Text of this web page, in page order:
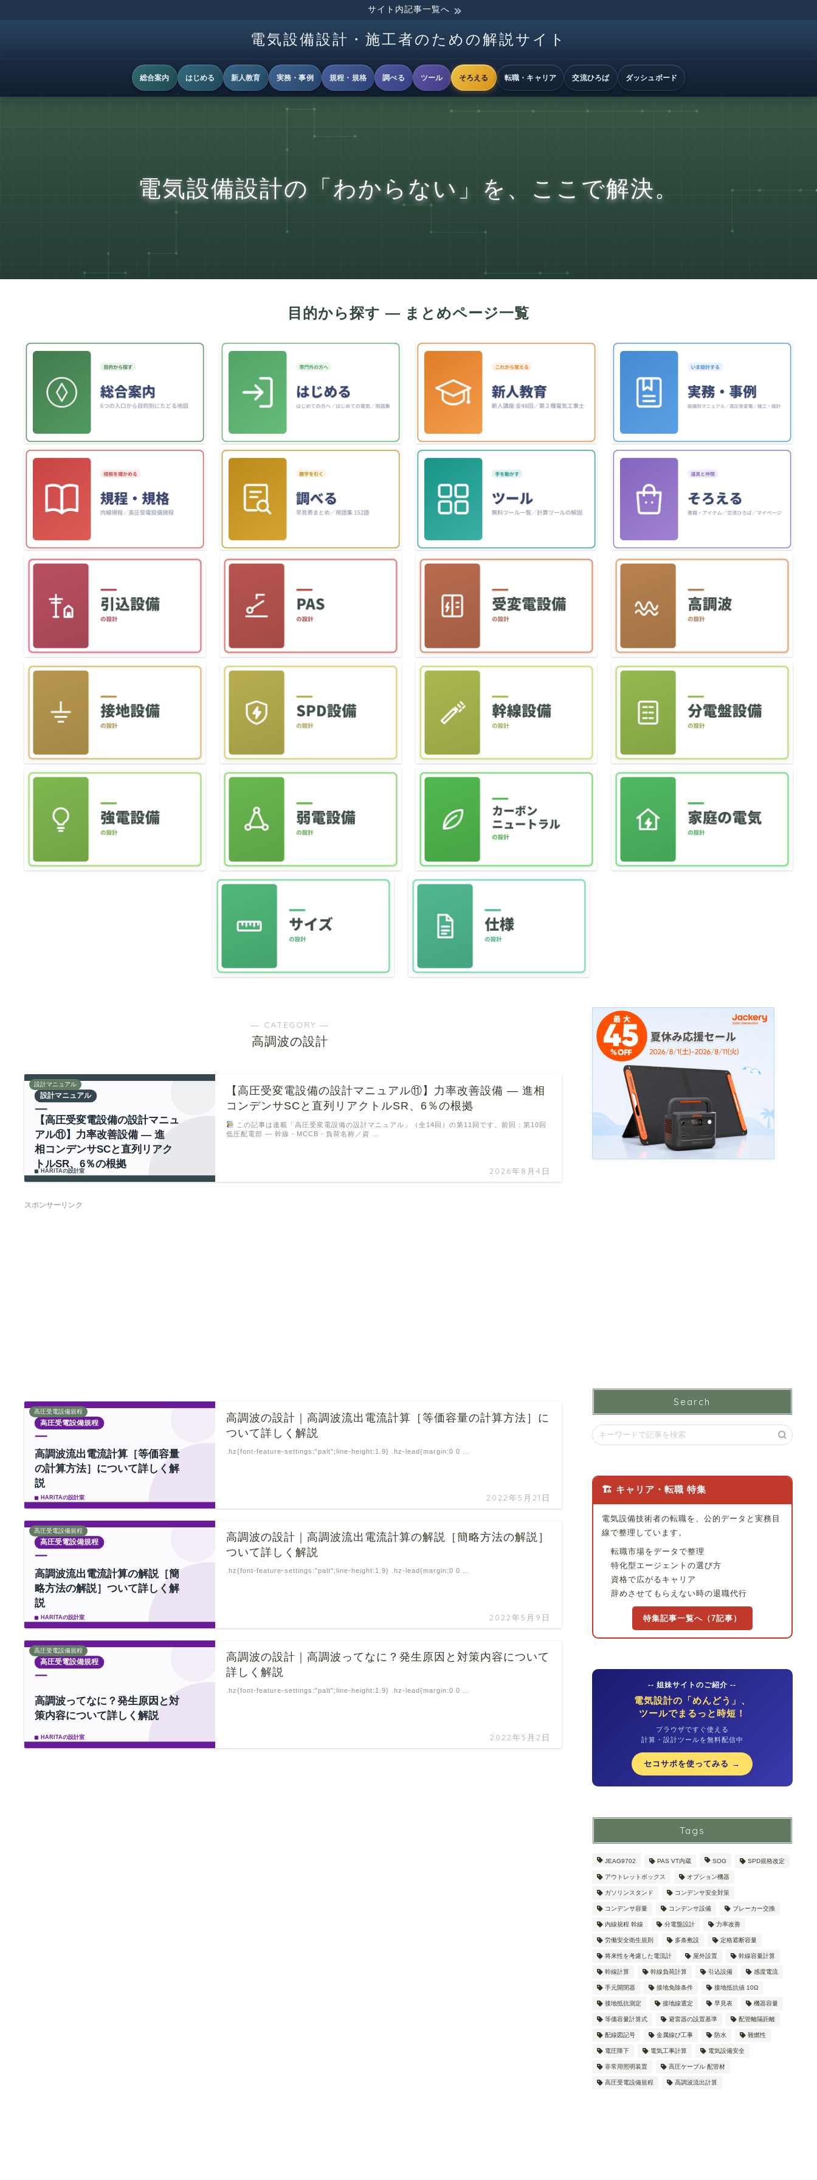
サイト内記事一覧へ
電気設備設計・施工者のための解説サイト
総合案内 はじめる 新人教育 実務・事例 規程・規格 調べる ツール そろえる 転職・キャリア 交流ひろば ダッシュボード
電気設備設計の「わからない」を、ここで解決。
― CATEGORY ―
高調波の設計
設計マニュアル
【高圧受変電設備の設計マニュアル⑪】力率改善設備 ― 進相
コンデンサSCと直列リアクトルSR、6％の根拠
2026年8月4日
この記事は連載「高圧受変電設備の設計マニュアル」（全14回）の第11回です。前回：第10回
低圧配電部 ― 幹線・MCCB・負荷名称／資 …
スポンサーリンク
高圧受電設備規程
高調波の設計｜高調波流出電流計算［等価容量の計算方法］に
ついて詳しく解説
2022年5月21日
.hz{font-feature-settings:"palt";line-height:1.9} .hz-lead{margin:0 0 …
高圧受電設備規程
高調波の設計｜高調波流出電流計算の解説［簡略方法の解説］
ついて詳しく解説
2022年5月9日
.hz{font-feature-settings:"palt";line-height:1.9} .hz-lead{margin:0 0 …
高圧受電設備規程
高調波の設計｜高調波ってなに？発生原因と対策内容について
詳しく解説
2022年5月2日
.hz{font-feature-settings:"palt";line-height:1.9} .hz-lead{margin:0 0 …
Search
🏗 キャリア・転職 特集
電気設備技術者の転職を、公的データと実務目
線で整理しています。
転職市場をデータで整理
特化型エージェントの選び方
資格で広がるキャリア
辞めさせてもらえない時の退職代行
特集記事一覧へ（7記事）
-- 姐妹サイトのご紹介 --
電気設計の「めんどう」、
ツールでまるっと時短！
ブラウザですぐ使える
計算・設計ツールを無料配信中
セコサポを使ってみる →
Tags
JEAG9702 PAS VT内蔵 SOG SPD規格改定
アウトレットボックス オプション機器
ガソリンスタンド コンデンサ安全対策
コンデンサ容量 コンデンサ設備 ブレーカー交換
内線規程 幹線 分電盤設計 力率改善
労働安全衛生規則 多条敷設 定格遮断容量
将来性を考慮した電流計 屋外設置 幹線容量計算
幹線計算 幹線負荷計算 引込設備 感度電流
手元開閉器 接地免除条件 接地抵抗値 10Ω
接地抵抗測定 接地線選定 早見表 機器容量
等価容量計算式 避雷器の設置基準 配管離隔距離
配線図記号 金属線ぴ工事 防水 難燃性
電圧降下 電気工事計算 電気設備安全
非常用照明装置 高圧ケーブル 配管材
高圧受電設備規程 高調波流出計算